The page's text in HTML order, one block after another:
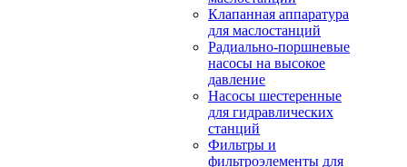
Клапанная аппаратура
для маслостанций
Радиально-поршневые
насосы на высокое
давление
Насосы шестеренные
для гидравлических
станций
Фильтры и
фильтроэлементы для